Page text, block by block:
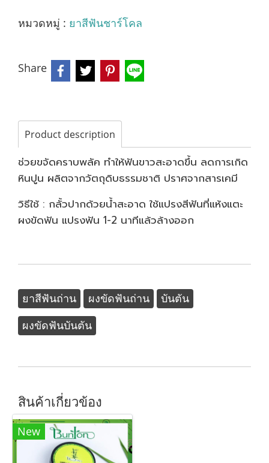
หมวดหมู่ : ยาสีฟันชาร์โคล
Share
Product description
ช่วยขจัดคราบพลัค ทำให้ฟันขาวสะอาดขึ้น ลดการเกิด
หินปูน ผลิตจากวัตถุดิบธรรมชาติ ปราศจากสารเคมี
วิธีใช้ : กลั้วปากด้วยน้ำสะอาด ใช้แปรงสีฟันที่แห้งแตะ
ผงขัดฟัน แปรงฟัน 1-2 นาทีแล้วล้างออก
ยาสีฟันถ่าน ผงขัดฟันถ่าน
บันตัน
ผงขัดฟันบันตัน
สินค้าเกี่ยวข้อง
New